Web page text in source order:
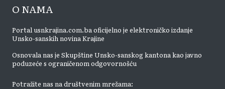
O NAMA
Portal usnkrajina.com.ba oficijelno je elektroničko izdanje
Unsko-sanskih novina Krajine
Osnovala nas je Skupštine Unsko-sanskog kantona kao javno
poduzeće s ograničenom odgovornošću
Potražite nas na društvenim mrežama: